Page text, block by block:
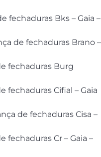
fechaduras Bks – Gaia –
de fechaduras Brano –
fechaduras Burg
fechaduras Cifial – Gaia
de fechaduras Cisa –
fechaduras Cr – Gaia –